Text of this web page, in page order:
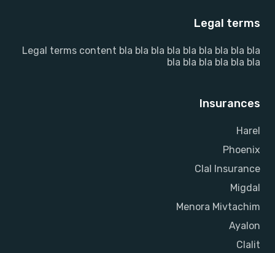
Legal terms
Legal terms content bla bla bla bla bla bla bla bla bla
bla bla bla bla bla bla
Insurances
Harel
Phoenix
Clal Insurance
Migdal
Menora Mivtachim
Ayalon
Clalit